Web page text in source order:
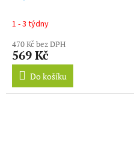
1 - 3 týdny
470 Kč bez DPH
569 Kč
Do košíku